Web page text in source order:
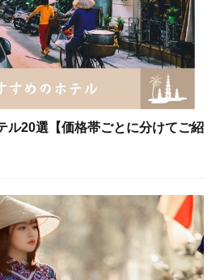
ル20選【価格帯ごとに分けてご紹